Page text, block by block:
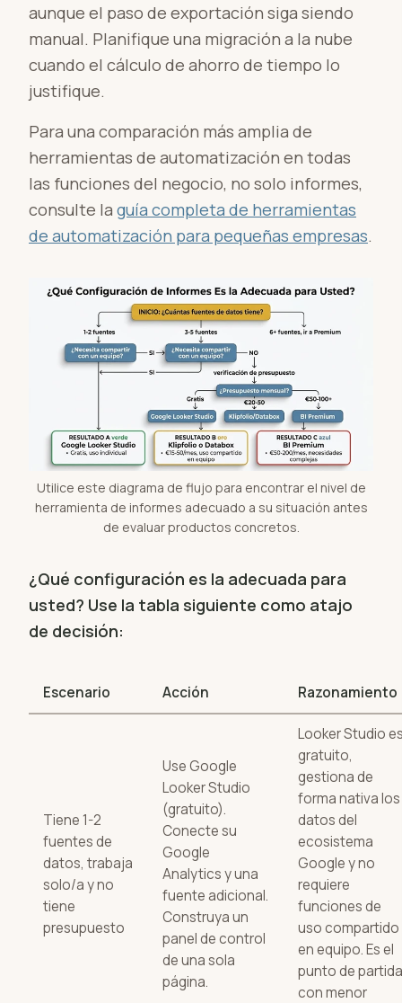
aunque el paso de exportación siga siendo
manual. Planifique una migración a la nube
cuando el cálculo de ahorro de tiempo lo
justifique.
Para una comparación más amplia de
herramientas de automatización en todas
las funciones del negocio, no solo informes,
consulte la guía completa de herramientas
de automatización para pequeñas empresas.
Utilice este diagrama de flujo para encontrar el nivel de
herramienta de informes adecuado a su situación antes
de evaluar productos concretos.
¿Qué configuración es la adecuada para
usted? Use la tabla siguiente como atajo
de decisión:
Escenario Acción Razonamiento
Tiene 1-2
fuentes de
datos, trabaja
solo/a y no
tiene
presupuesto
Use Google
Looker Studio
(gratuito).
Conecte su
Google
Analytics y una
fuente adicional.
Construya un
panel de control
de una sola
página.
Looker Studio
gratuito,
gestiona de
forma nativa los
datos del
ecosistema
Google y no
requiere
funciones de
uso compartido
en equipo. Es el
punto de partida
con menor